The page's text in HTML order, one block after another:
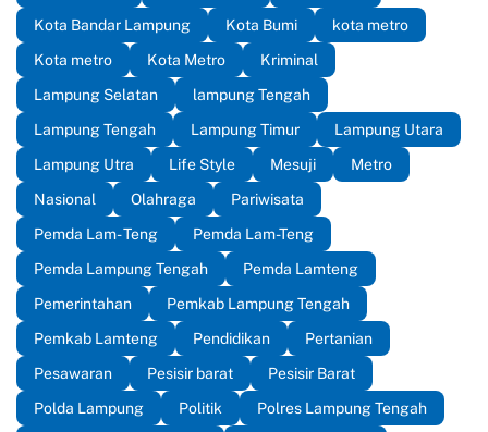
Kota Bandar Lampung
Kota Bumi
kota metro
Kota metro
Kota Metro
Kriminal
Lampung Selatan
lampung Tengah
Lampung Tengah
Lampung Timur
Lampung Utara
Lampung Utra
Life Style Mesuji
Metro
Nasional
Olahraga
Pariwisata
Pemda Lam- Teng
Pemda Lam-Teng
Pemda Lampung Tengah
Pemda Lamteng
Pemerintahan
Pemkab Lampung Tengah
Pemkab Lamteng
Pendidikan
Pertanian
Pesawaran
Pesisir barat
Pesisir Barat
Polda Lampung
Politik
Polres Lampung Tengah